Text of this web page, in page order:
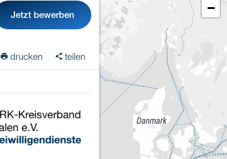
Jetzt bewerben
drucken teilen
−